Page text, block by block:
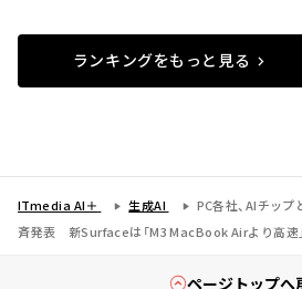
ランキングをもっと見る
ITmedia AI＋ 生成AI
PC各社、AIチッ
斉発表 新Surfaceは「M3 MacBook Airより高速」
ページトップへ